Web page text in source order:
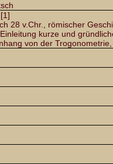
28 v.Chr., römischer
kurze und
von der